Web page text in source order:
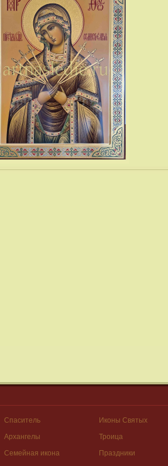
Спаситель Иконы Святых
Архангелы Троица
Семейная икона Праздники